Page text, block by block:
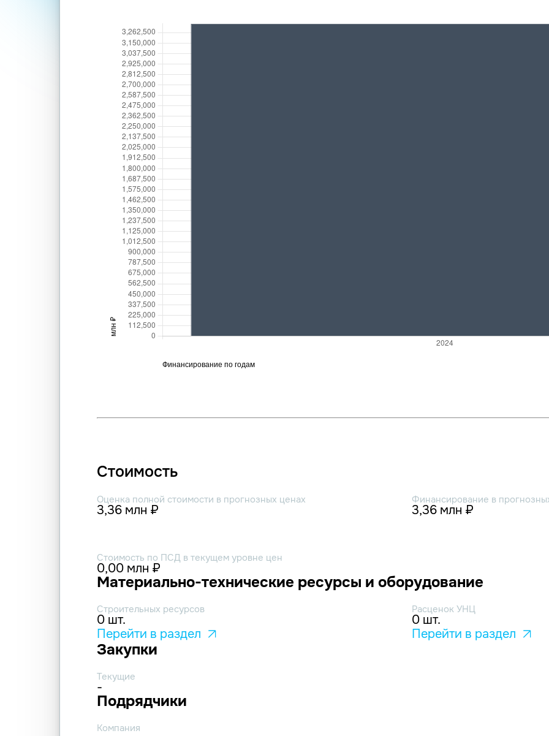
Стоимость
Оценка полной стоимости в прогнозных ценах
3,36 млн ₽
Финансирование в
3,36 млн ₽
Стоимость по ПСД в текущем уровне цен
0,00 млн ₽
Материально-технические ресурсы и оборудование
Строительных ресурсов
0 шт.
Перейти в раздел
Расценок УНЦ
0 шт.
Перейти в раздел
Закупки
Текущие
-
Подрядчики
Компания